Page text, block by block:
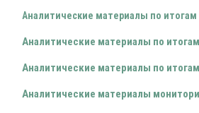
Аналитические материалы по итогам
Аналитические материалы по
Аналитические материалы по
Аналитические материалы